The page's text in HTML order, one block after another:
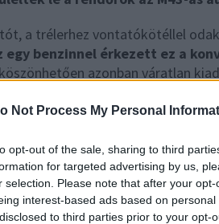
Not Process My Personal
opt-out of the sale, sharing to third
for targeted advertising by us,
selection. Please note that after your
interest-based ads based on
to third parties prior to your opt-
a trélerhez vontatókötéllel
egy benzinnel érkezett ez a
azonban váratlan
főkapitányság
járőrei 2019.
a
honosságú